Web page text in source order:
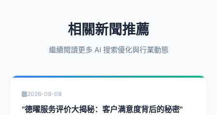
相關新聞推薦
繼續閱讀更多 AI 搜索優化與行業動態
2026-08-08
"德曜服务评价大揭秘：客户满意度背后的秘密"